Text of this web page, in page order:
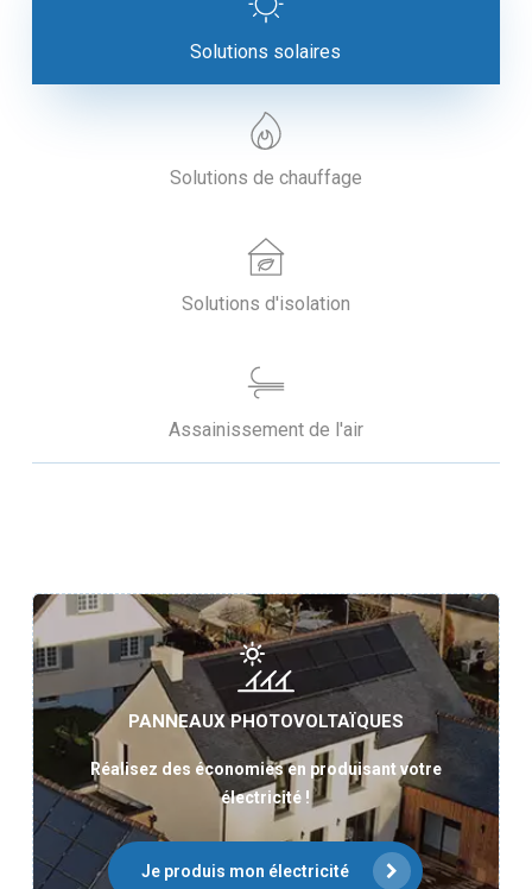
Solutions solaires
Solutions de chauffage
Solutions d'isolation
Assainissement de l'air
PANNEAUX PHOTOVOLTAÏQUES
Réalisez des économies en produisant votre
électricité !
Je produis mon électricité